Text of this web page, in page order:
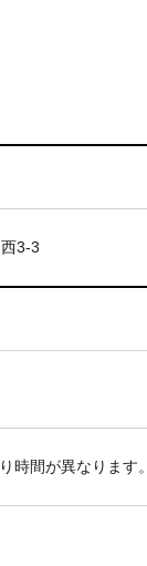
3-3
時間が異なります。